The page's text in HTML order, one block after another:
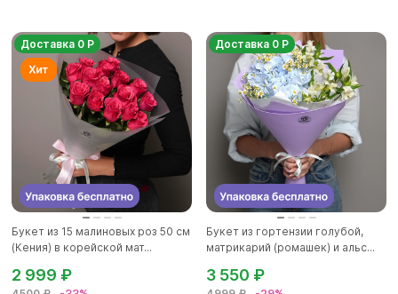
Доставка 0 Р
Букет из 15 малиновых роз 50 см
(Кения) в корейской мат...
2 999 ₽
Доставка 0 Р
Букет из гортензии голубой,
матрикарий (ромашек) и альс...
3 550 ₽